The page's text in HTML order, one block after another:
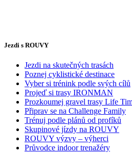
Jezdi s ROUVY
Jezdi na skutečných trasách
Poznej cyklistické destinace
Vyber si trénink podle svých cílů
Projeď si trasy IRONMAN
Prozkoumej gravel trasy Life
Připrav se na Challenge Family
Trénuj podle plánů od profíků
Skupinové jízdy na ROUVY
ROUVY výzvy – výherci
Průvodce indoor trenažéry